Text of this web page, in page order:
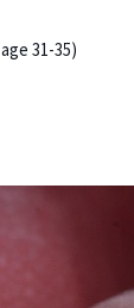
31-35)